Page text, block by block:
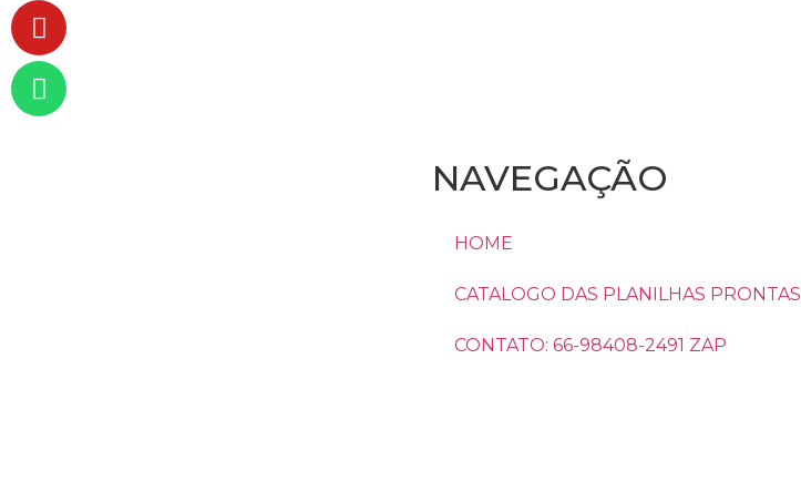
NAVEGAÇÃO
HOME
CATALOGO DAS PLANILHAS PRONTAS
CONTATO: 66-98408-2491 ZAP